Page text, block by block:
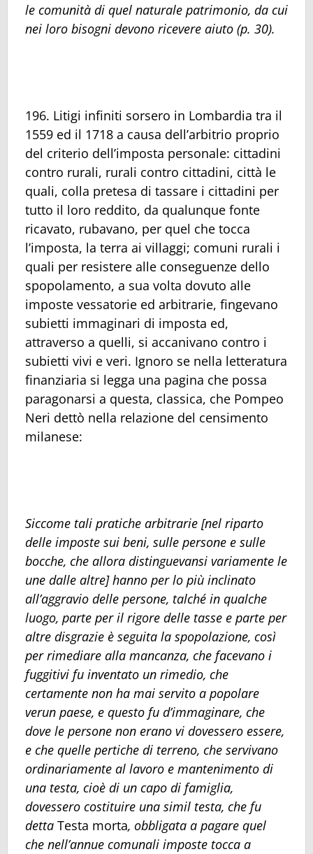
le comunità di quel naturale patrimonio, da cui
nei loro bisogni devono ricevere aiuto (p. 30).
196. Litigi infiniti sorsero in Lombardia tra il
1559 ed il 1718 a causa dell’arbitrio proprio
del criterio dell’imposta personale: cittadini
contro rurali, rurali contro cittadini, città le
quali, colla pretesa di tassare i cittadini per
tutto il loro reddito, da qualunque fonte
ricavato, rubavano, per quel che tocca
l’imposta, la terra ai villaggi; comuni rurali i
quali per resistere alle conseguenze dello
spopolamento, a sua volta dovuto alle
imposte vessatorie ed arbitrarie, fingevano
subietti immaginari di imposta ed,
attraverso a quelli, si accanivano contro i
subietti vivi e veri. Ignoro se nella letteratura
finanziaria si legga una pagina che possa
paragonarsi a questa, classica, che Pompeo
Neri dettò nella relazione del censimento
milanese:
Siccome tali pratiche arbitrarie [nel riparto
delle imposte sui beni, sulle persone e sulle
bocche, che allora distinguevansi variamente le
une dalle altre] hanno per lo più inclinato
all’aggravio delle persone, talché in qualche
luogo, parte per il rigore delle tasse e parte per
altre disgrazie è seguita la spopolazione, così
per rimediare alla mancanza, che facevano i
fuggitivi fu inventato un rimedio, che
certamente non ha mai servito a popolare
verun paese, e questo fu d’immaginare, che
dove le persone non erano vi dovessero essere,
e che quelle pertiche di terreno, che servivano
ordinariamente al lavoro e mantenimento di
una testa, cioè di un capo di famiglia,
dovessero costituire una simil testa, che fu
detta Testa morta, obbligata a pagare quel
che nell’annue comunali imposte tocca a